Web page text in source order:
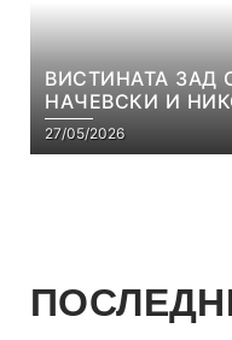
ВИСТИНАТА ЗАД
НАЧЕВСКИ И
С5Е8
27/05/2026